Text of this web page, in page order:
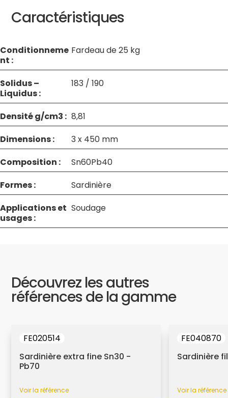
Caractéristiques
Conditionneme
nt :
Fardeau de 25 kg
Solidus –
Liquidus :
183 / 190
Densité g/cm3 : 8,81
Dimensions :
3 x 450 mm
Composition :
Sn60Pb40
Formes :
Sardinière
Applications et
usages :
Soudage
Découvrez les autres
références de la gamme
FE020514
Sardinière extra fine Sn30 -
Pb70
Voir la référence
FE040870
Sardinière
Voir la référence